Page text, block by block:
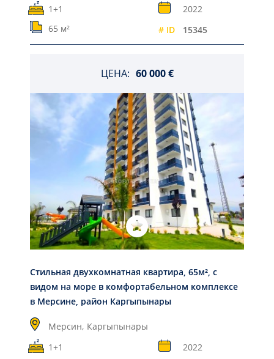
1+1
2022
65 м²
# ID 15345
ЦЕНА: 60 000 €
Стильная двухкомнатная квартира, 65м², с
видом на море в комфортабельном комплексе
в Мерсине, район Каргыпынары
Мерсин, Каргыпынары
1+1
2022